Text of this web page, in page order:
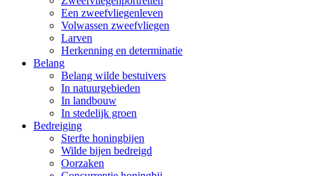
Een zweefvliegenleven
Volwassen zweefvliegen
Larven
Herkenning en determinatie
Belang
Belang wilde bestuivers
In natuurgebieden
In landbouw
In stedelijk groen
Bedreiging
Sterfte honingbijen
Wilde bijen bedreigd
Oorzaken